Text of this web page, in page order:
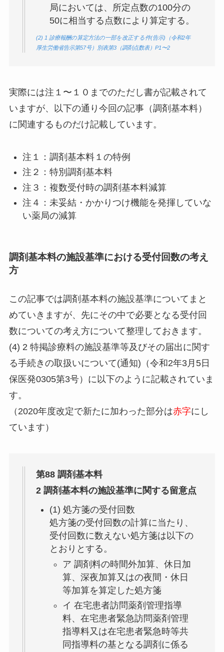
局においては、所定点数の100分の
50に相当する点数により算定する。
(2) 1 診療報酬の算定方法の一部を改正する件(告示)（令和2年
厚生労働省告示第57号）別表第3（調剤点数表）P1〜2
実際には注１〜１０までのただし書が記載されて
いますが、以下の通り今回の記事（調剤基本料）
に関連するものだけ記載しています。
注１：調剤基本料１の特例
注２：特別調剤基本料
注３：複数受付時の調剤基本料減算
注４：未妥結・かかりつけ機能を発揮していな
い薬局の減算
調剤基本料の施設基準における受付回数の考え
方
この記事では調剤基本料の施設基準についてまと
めていきますが、先にその中で必要となる受付回
数についての考え方について整理しておきます。
(4) 2 特掲診療料の施設基準等及びその届出に関す
る手続きの取扱いについて(通知)（令和2年3月5日
保医発0305第3号）に以下のように記載されていま
す。
（2020年度改定で新たに加わった部分は赤字にし
ています）
第88 調剤基本料
2 調剤基本料の施設基準に関する留意点
(1) 処方箋の受付回数
処方箋の受付回数の計算に当たり、
受付回数に数えない処方箋は以下の
とおり とする。
ア 調剤料の時間外加算、休日加
算、深夜加算又はの夜間・休日
等加算を算定した処方箋
イ在宅患者訪問薬剤管理指導
料、在宅患者緊急訪問薬剤管理
指導料又は在宅患者緊急時等共
同指導料の基となる調剤に係る